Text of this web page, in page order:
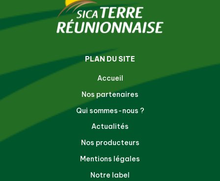
PLAN DU SITE
Accueil
Nos partenaires
Qui sommes-nous ?
Actualités
Nos producteurs
Mentions légales
Notre label